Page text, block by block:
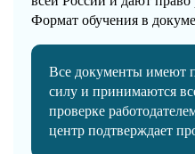
Формат обучения в
Все документы имеют
силу и принимаются
проверке
центр подтверждает